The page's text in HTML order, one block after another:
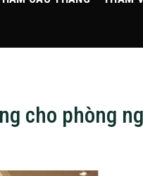
cho phòng